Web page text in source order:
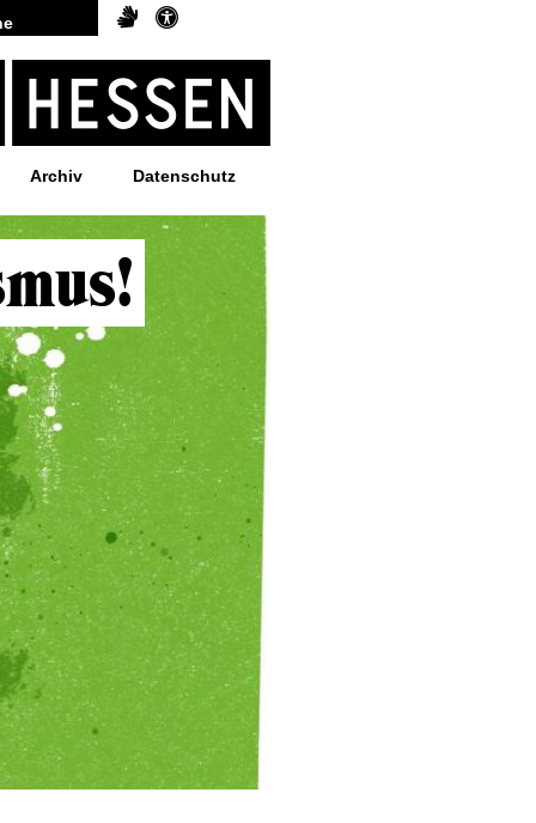
Archiv Datenschutz